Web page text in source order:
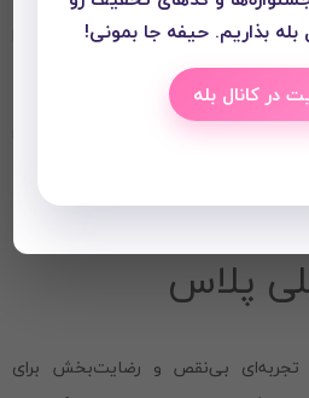
لباس اهمیت می‌دهید، رنگ بلوز را
انتخاب کنید.
طول عمر محصول، از مواد شوینده ملایم
پلاس
بی‌نقص و رضایت‌بخش برای
بله بذاریم. حیفه جا بمونی!
در کانال بله